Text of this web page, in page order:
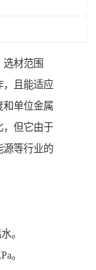
材范围
，且能适应
和单位金属
，但它由于
源等行业的
。
。